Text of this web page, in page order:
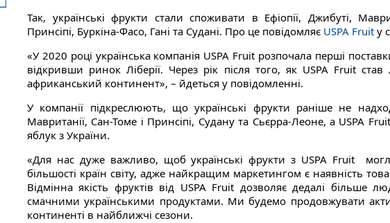
Так, українські фрукти стали споживати в Ефіопії, Джибуті,
Принсіпі, Буркіна-Фасо, Гані та Судані. Про це повідомляє USPA Fruit у
«У 2020 році українська компанія USPA Fruit розпочала перші
відкривши ринок Ліберії. Через рік після того, як USPA Fruit
африканський континент», – йдеться у повідомленні.
У компанії підкреслюють, що українські фрукти раніше не
Мавританії, Сан-Томе і Принсіпі, Судану та Сьєрра-Леоне, а USPA
яблук з України.
«Для нас дуже важливо, щоб українські фрукти з USPA Fruit
більшості країн світу, адже найкращим маркетингом є наявність
Відмінна якість фруктів від USPA Fruit дозволяє дедалі більше
смачними українськими продуктами. Ми будемо продовжувати
континенті в найближчі сезони.